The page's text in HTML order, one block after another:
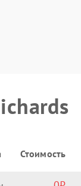
Стоимость